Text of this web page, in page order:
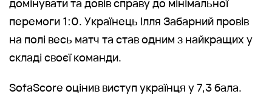
домінувати та довів справу до мінімальної
перемоги 1:0. Українець Ілля Забарний провів
на полі весь матч та став одним з найкращих у
складі своєї команди.
SofaScore оцінив виступ українця у 7,3 бала.